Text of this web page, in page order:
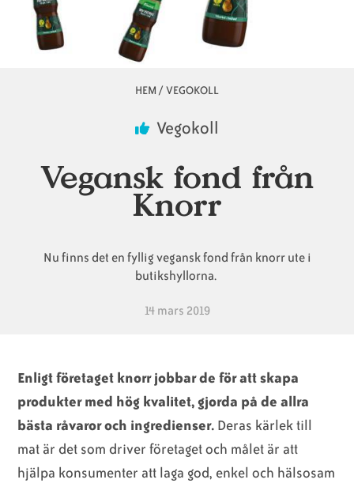
Animaliska
Veganska
konsumentlistor
Vanliga
substitut
certifieringar
HEM /VEGOKOLL
Vegokoll
Vegansk fond från
Knorr
Nu finns det en fyllig vegansk fond från knorr ute i
butikshyllorna.
14 mars 2019
Enligt företaget knorr jobbar de för att skapa
produkter med hög kvalitet, gjorda på de allra
bästa råvaror och ingredienser. Deras kärlek till
mat är det som driver företaget och målet är att
hjälpa konsumenter att laga god, enkel och hälsosam